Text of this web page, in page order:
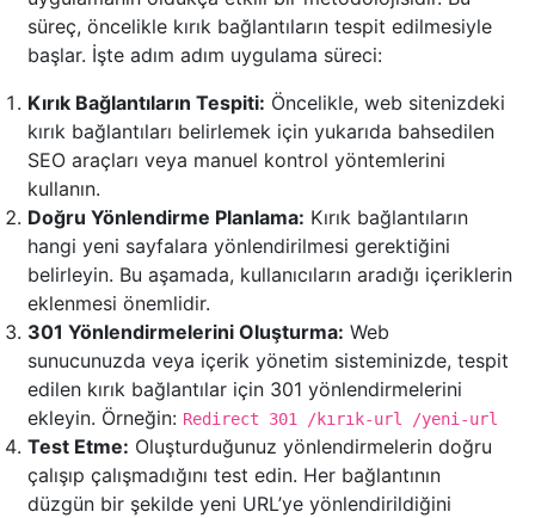
süreç, öncelikle kırık bağlantıların tespit edilmesiyle
başlar. İşte adım adım uygulama süreci:
Kırık Bağlantıların Tespiti: Öncelikle, web sitenizdeki
kırık bağlantıları belirlemek için yukarıda bahsedilen
SEO araçları veya manuel kontrol yöntemlerini
kullanın.
Doğru Yönlendirme Planlama: Kırık bağlantıların
hangi yeni sayfalara yönlendirilmesi gerektiğini
belirleyin. Bu aşamada, kullanıcıların aradığı içeriklerin
eklenmesi önemlidir.
301 Yönlendirmelerini Oluşturma: Web
sunucunuzda veya içerik yönetim sisteminizde, tespit
edilen kırık bağlantılar için 301 yönlendirmelerini
ekleyin. Örneğin: Redirect 301 /kırık-url /yeni-url
Test Etme: Oluşturduğunuz yönlendirmelerin doğru
çalışıp çalışmadığını test edin. Her bağlantının
düzgün bir şekilde yeni URL’ye yönlendirildiğini